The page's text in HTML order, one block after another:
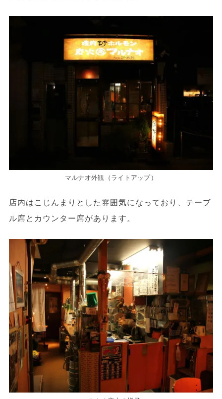
マルナオ外観（ライトアップ）
店内はこじんまりとした雰囲気になっており、テーブ
ル席とカウンター席があります。